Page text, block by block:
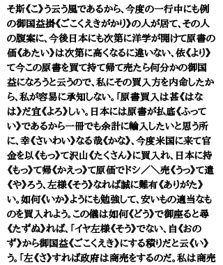
そ斯《こ》う云う風であるから、今度の一行中にも例
の御国益掛《ごこくえきがかり》の人が居て、その人
の腹案に、今後日本にも次第に洋学が開けて原書の
価《あたい》は次第に高くなるに違いない、依《より》
て今この原書を買て持て帰て売たら何分かの御国
益になろうと云うので、私にその買入方を内命したか
ら、私が容易に承知しない。「原書買入は甚《はな
は》だ宜《よろ》しい。日本には原書が払底《ふって
い》であるから一冊でも余計に輸入したいと思う所
に、幸《さいわい》なる哉《かな》、今度米国に来て官
金を以《もっ》て沢山《たくさん》に買入れ、日本に持
《もっ》て帰《かえっ》て原価でドシ／＼売《うっ》て遣
《や》ろう、左様《そう》なれば誠に難有《ありがた》
い。如何《いか》ようにも勉強して、安いもの適当なも
のを買入れよう。この儀は如何《どう》で御座ると尋
《たずぬ》れば、「イヤ左様《そう》でない、自《おの
ず》から御国益《ごこくえき》にする積りだと云《い》
う。「左《さ》すれば政府は商売をするのだ。私は商売